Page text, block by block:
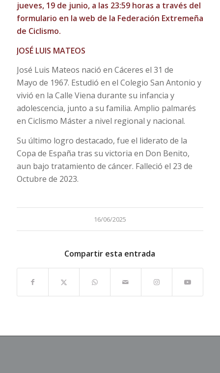
jueves, 19 de junio, a las 23:59 horas a través del
formulario en la web de la Federación Extremeña
de Ciclismo.
JOSÉ LUIS MATEOS
José Luis Mateos nació en Cáceres el 31 de
Mayo de 1967. Estudió en el Colegio San Antonio y
vivió en la Calle Viena durante su infancia y
adolescencia, junto a su familia. Amplio palmarés
en Ciclismo Máster a nivel regional y nacional.
Su último logro destacado, fue el liderato de la
Copa de España tras su victoria en Don Benito,
aun bajo tratamiento de cáncer. Falleció el 23 de
Octubre de 2023.
16/06/2025
Compartir esta entrada